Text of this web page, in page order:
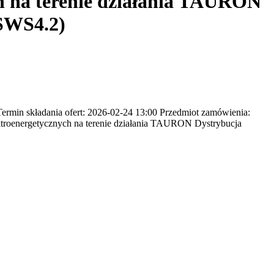
składania ofert: 2026-02-24 13:00 Przedmiot zamówienia:
na terenie działania TAURON Dystrybucja